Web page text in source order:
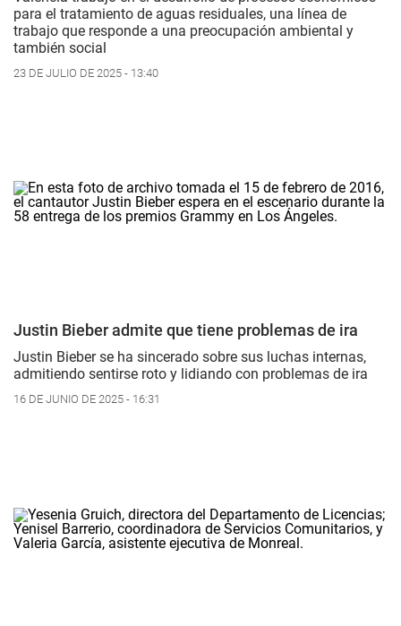
para el tratamiento de aguas residuales, una línea de
trabajo que responde a una preocupación ambiental y
también social
23 DE JULIO DE 2025 - 13:40
Justin Bieber admite que tiene problemas de ira
Justin Bieber se ha sincerado sobre sus luchas internas,
admitiendo sentirse roto y lidiando con problemas de ira
16 DE JUNIO DE 2025 - 16:31